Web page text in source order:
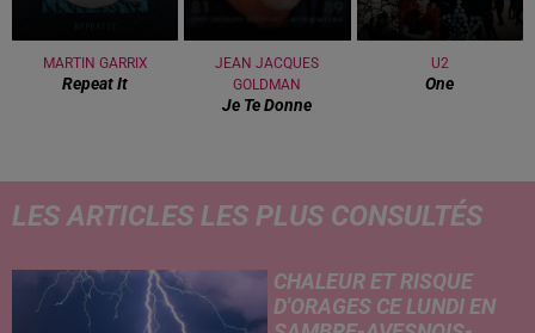
MARTIN GARRIX
Repeat It
JEAN JACQUES
GOLDMAN
Je Te Donne
U2
One
LES ARTICLES LES PLUS CONSULTÉS
CHALEUR ET RISQUE
D'ORAGES CE LUNDI EN